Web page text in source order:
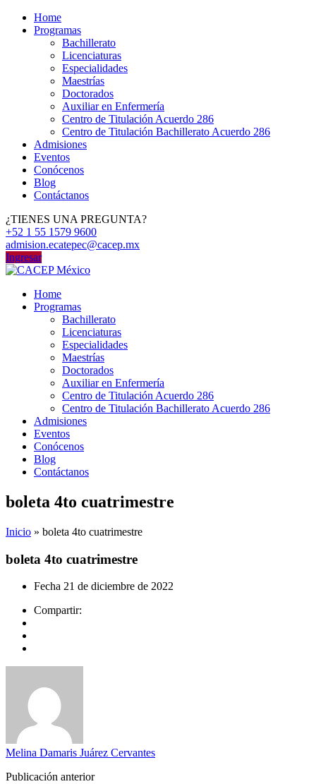
Home
Programas
Bachillerato
Licenciaturas
Especialidades
Maestrías
Doctorados
Auxiliar en Enfermería
Centro de Titulación Acuerdo 286
Centro de Titulación Bachillerato Acuerdo 286
Admisiones
Eventos
Conócenos
Blog
Contáctanos
¿TIENES UNA PREGUNTA?
+52 1 55 1579 9600
admision.ecatepec@cacep.mx
Ingresar
Home
Programas
Bachillerato
Licenciaturas
Especialidades
Maestrías
Doctorados
Auxiliar en Enfermería
Centro de Titulación Acuerdo 286
Centro de Titulación Bachillerato Acuerdo 286
Admisiones
Eventos
Conócenos
Blog
Contáctanos
boleta 4to cuatrimestre
Inicio » boleta 4to cuatrimestre
boleta 4to cuatrimestre
Fecha 21 de diciembre de 2022
Compartir:
Melina Damaris Juárez Cervantes
Publicación anterior